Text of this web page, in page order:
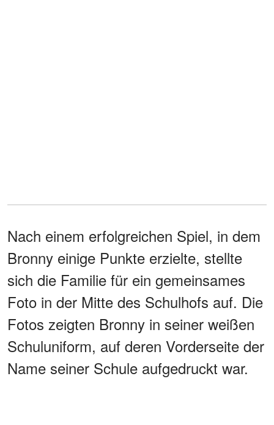
Nach einem erfolgreichen Spiel, in dem
Bronny einige Punkte erzielte, stellte
sich die Familie für ein gemeinsames
Foto in der Mitte des Schulhofs auf. Die
Fotos zeigten Bronny in seiner weißen
Schuluniform, auf deren Vorderseite der
Name seiner Schule aufgedruckt war.